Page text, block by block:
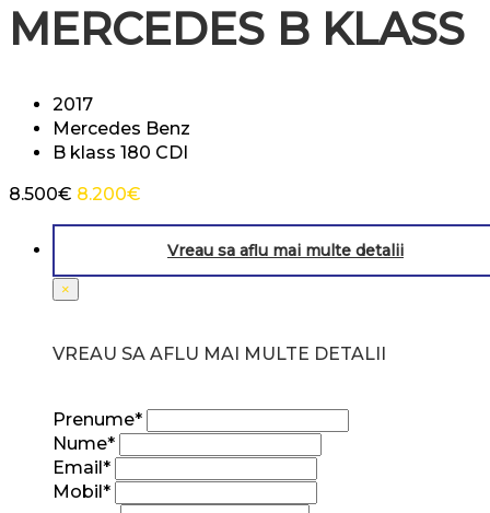
MERCEDES B KLASS
2017
Mercedes Benz
B klass 180 CDI
8.500€ 8.200€
Vreau sa aflu mai multe detalii
×
VREAU SA AFLU MAI MULTE DETALII
Prenume*
Nume*
Email*
Mobil*